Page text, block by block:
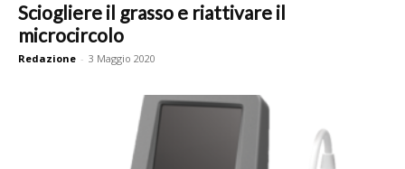
Sciogliere il grasso e riattivare il
microcircolo
Redazione - 3 Maggio 2020